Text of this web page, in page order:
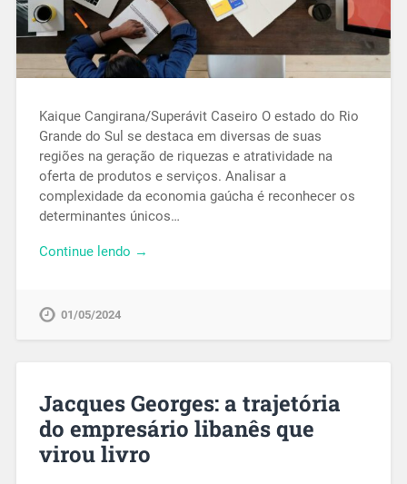
Kaique Cangirana/Superávit Caseiro O estado do Rio
Grande do Sul se destaca em diversas de suas
regiões na geração de riquezas e atratividade na
oferta de produtos e serviços. Analisar a
complexidade da economia gaúcha é reconhecer os
determinantes únicos…
Continue lendo →
01/05/2024
Jacques Georges: a trajetória
do empresário libanês que
virou livro